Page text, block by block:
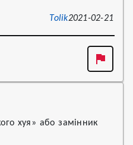
Tolik2021-02-21
хуя» або замінник